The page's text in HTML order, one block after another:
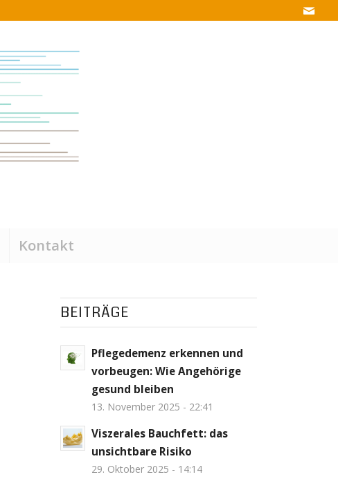
Kontakt
BEITRÄGE
Pflegedemenz erkennen und
vorbeugen: Wie Angehörige
gesund bleiben
13. November 2025 - 22:41
Viszerales Bauchfett: das
unsichtbare Risiko
29. Oktober 2025 - 14:14